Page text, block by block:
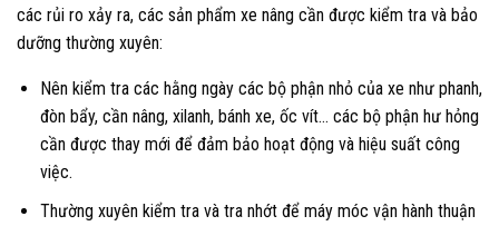
các rủi ro xảy ra, các sản phẩm xe nâng cần được kiểm tra và bảo
dưỡng thường xuyên:
Nên kiểm tra các hằng ngày các bộ phận nhỏ của xe như phanh,
đòn bẩy, cần nâng, xilanh, bánh xe, ốc vít… các bộ phận hư hỏng
cần được thay mới để đảm bảo hoạt động và hiệu suất công
việc.
Thường xuyên kiểm tra và tra nhớt để máy móc vận hành thuận